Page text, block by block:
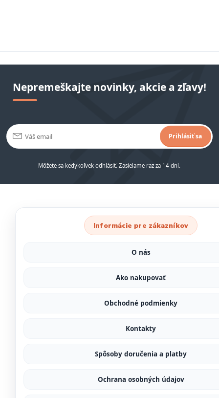
Nepremeškajte novinky, akcie a zľavy!
Prihlásiť sa
Môžete sa kedykoľvek odhlásiť. Zasielame raz za 14 dní.
Informácie pre zákazníkov
O nás
Ako nakupovať
Obchodné podmienky
Kontakty
Spôsoby doručenia a platby
Ochrana osobných údajov